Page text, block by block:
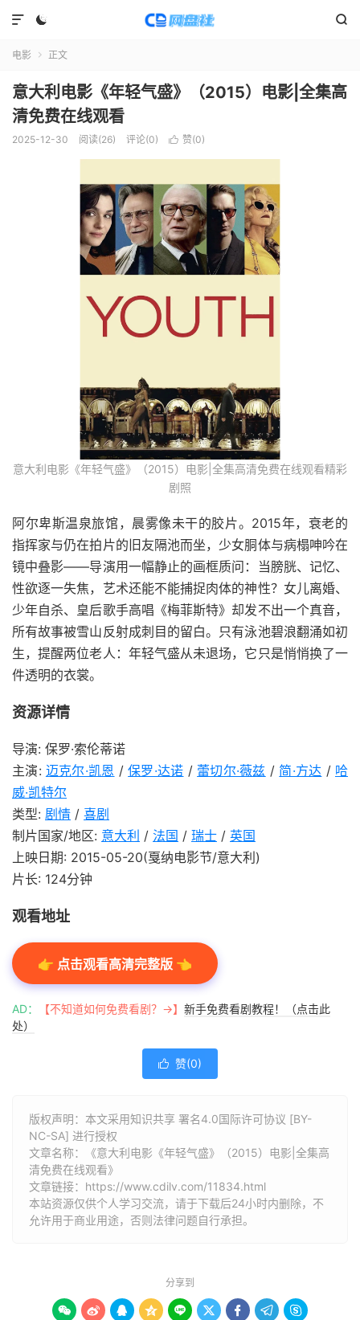
 

电影  正文
意大利电影《年轻气盛》（2015）电影|全集高
清免费在线观看
2025-12-30 阅读(26) 评论(0)  赞(0)
意大利电影《年轻气盛》（2015）电影|全集高清免费在线观看精彩
剧照
阿尔卑斯温泉旅馆，晨雾像未干的胶片。2015年，衰老的
指挥家与仍在拍片的旧友隔池而坐，少女胴体与病榻呻吟在
镜中叠影——导演用一幅静止的画框质问：当膀胱、记忆、
性欲逐一失焦，艺术还能不能捕捉肉体的神性？女儿离婚、
少年自杀、皇后歌手高唱《梅菲斯特》却发不出一个真音，
所有故事被雪山反射成刺目的留白。只有泳池碧浪翻涌如初
生，提醒两位老人：年轻气盛从未退场，它只是悄悄换了一
件透明的衣裳。
资源详情
导演: 保罗·索伦蒂诺
主演: 迈克尔·凯恩 /保罗·达诺 /蕾切尔·薇兹 / 简·方达 / 哈
威·凯特尔
类型: 剧情 / 喜剧
制片国家/地区: 意大利 / 法国 / 瑞士 / 英国
上映日期: 2015-05-20(戛纳电影节/意大利)
片长: 124分钟
观看地址
👉 点击观看高清完整版 👈
AD： 【不知道如何免费看剧？→】 新手免费看剧教程！（点击此
处）
 赞(0)
版权声明：本文采用知识共享 署名4.0国际许可协议 [BY-
NC-SA] 进行授权
文章名称：《意大利电影《年轻气盛》（2015）电影|全集高
清免费在线观看》
文章链接： https://www.cdilv.com/11834.html
本站资源仅供个人学习交流，请于下载后24小时内删除，不
允许用于商业用途，否则法律问题自行承担。
分享到
        